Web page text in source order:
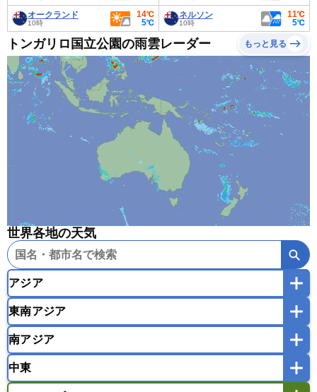
オークランド
10時
14℃
5℃
ネルソン
10時
11℃
5℃
トンガリロ国立公園の雨雲レーダー もっと見る
世界各地の天気
アジア
韓国
モンゴル
東南アジア
インドネシア
マレーシア
ミャンマー
南アジア
中東